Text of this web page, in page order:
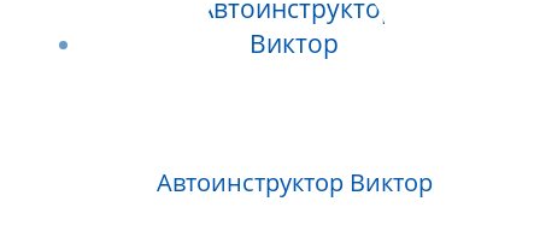
Автоинструктор Виктор